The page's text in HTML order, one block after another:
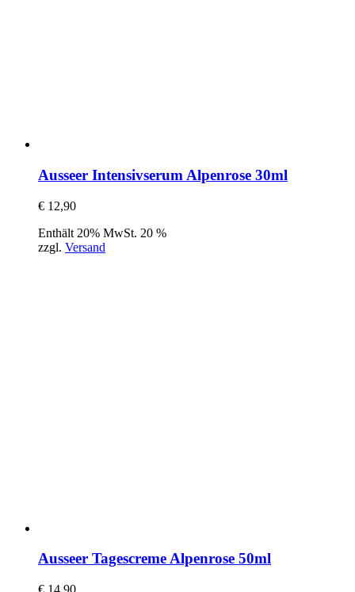
Ausseer Intensivserum Alpenrose 30ml
€ 12,90
Enthält 20% MwSt. 20 %
zzgl. Versand
Ausseer Tagescreme Alpenrose 50ml
€ 14,90